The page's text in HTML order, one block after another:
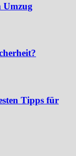
Umzug
Tipps für